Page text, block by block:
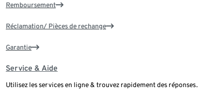
Remboursement
Réclamation/ Pièces de rechange
Garantie
Service & Aide
Utilisez les services en ligne & trouvez rapidement des réponses.